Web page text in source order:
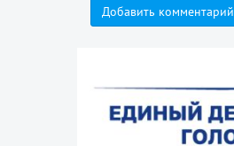
Добавить комментарий